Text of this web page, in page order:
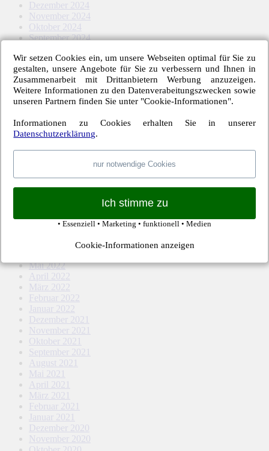
Dezember 2024
November 2024
Oktober 2024
September 2024
Mai 2024
April 2024
März 2024
Februar 2024
Januar 2024
November 2023
Oktober 2023
April 2023
März 2023
November 2022
September 2022
Mai 2022
April 2022
März 2022
Februar 2022
Januar 2022
Dezember 2021
November 2021
Oktober 2021
September 2021
August 2021
Mai 2021
April 2021
März 2021
Februar 2021
Januar 2021
Dezember 2020
November 2020
Wir setzen Cookies ein, um unsere Webseiten optimal für Sie zu
gestalten, unsere Angebote für Sie zu verbessern und Ihnen in
Zusammenarbeit mit Drittanbietern Werbung anzuzeigen.
Weitere Informationen zu den Datenverabeitungszwecken sowie
unseren Partnern finden Sie unter "Cookie-Informationen".
Informationen zu Cookies erhalten Sie in unserer
Datenschutzerklärung.
nur notwendige Cookies
Ich stimme zu
• Essenziell • Marketing • funktionell • Medien
Cookie-Informationen anzeigen